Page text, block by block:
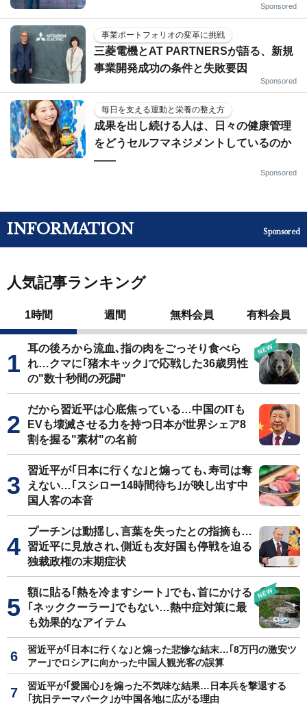
Sponsored
事業ポートフォリオの変革に挑戦
三菱電機とAT PARTNERSが語る、新規
事業開発成功の条件と失敗要因
Sponsored
毎日を支える運動と栄養の整え方
成果を出し続ける人は、日々の健康管理
をどうセルフマネジメントしているのか
——
Sponsored
INFORMATION Sponsored
人気記事ランキング
1時間 週間 無料会員 有料会員
耳の後ろから流血､指の肉をごっそり食べら
れ…クマに｢猪木キック｣で応戦した36歳男性
の"数十秒間の死闘"
だから習近平は心底焦っている…中国のITも
EVも壊滅させる力を持つ日本が世界シェア8
割を握る"素材"の名前
習近平が｢日本に行くな｣と煽っても､寿司は奪
えない…｢スシロー14時間待ち｣が映し出す中
国人客の本音
プーチンは動揺し､言葉を失ったとの指摘も…
習近平に見放され､側近も友好国も停戦を迫る
独裁政権の末期症状
額に貼る｢熱を冷ますシート｣でも､首にかける
｢ネッククーラー｣でもない…熱中症対策に最
も効果的なアイテム
習近平が｢日本に行くな｣と煽った悲惨な結末…｢8万円の激安ツ
アー｣でロシアに向かった中国人観光客の誤算
習近平が｢愛国心｣を煽った不気味な結果…日本兵を撃退する
｢抗日テーマパーク｣が中国各地に広がる理由